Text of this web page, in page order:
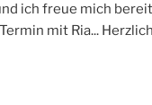
ich freue mich
mit Ria...